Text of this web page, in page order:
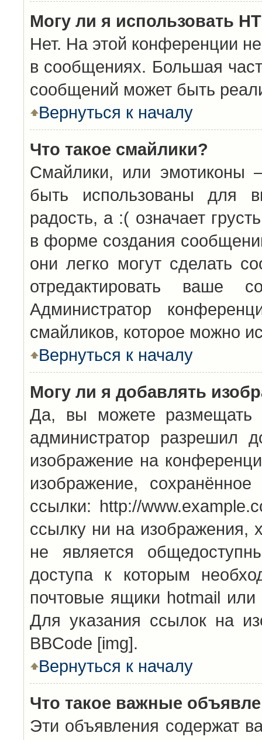
Могу ли я использовать
Нет. На этой конференции
в сообщениях. Большая
сообщений может быть
Вернуться к началу
Что такое смайлики?
Смайлики, или эмотиконы
быть использованы для
радость, а :( означает
в форме создания
они легко могут сделать
отредактировать ваше
Администратор
смайликов, которое можно
Вернуться к началу
Могу ли я добавлять
Да, вы можете размещать
администратор разрешил
изображение на
изображение,
ссылки: http://
ссылку ни на
не является
доступа к которым
почтовые ящики hotmail
Для указания ссылок на
BBCode [img].
Вернуться к началу
Что такое важные
Эти объявления содержат